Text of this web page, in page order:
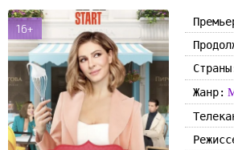
16+
Жанр: